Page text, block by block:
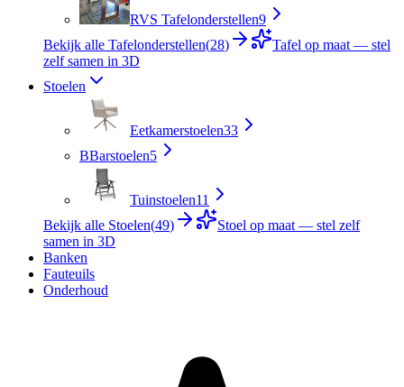
RVS Tafelonderstellen9
Bekijk alle Tafelonderstellen(28)
Tafel op maat — stel
zelf samen in 3D
Stoelen
Eetkamerstoelen33
BBarstoelen5
Tuinstoelen11
Bekijk alle Stoelen(49)
Stoel op maat — stel zelf
samen in 3D
Banken
Fauteuils
Onderhoud